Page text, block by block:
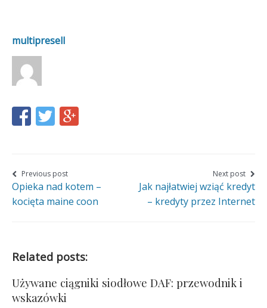
multipresell
Share
on
Facebook
Share
on
Twitter
Share
on
Google+
Nawigacja
wpisu
Previous post
Opieka nad kotem –
kocięta maine coon
Next post
Jak najłatwiej wziąć kredyt
– kredyty przez Internet
Related posts:
Używane ciągniki siodłowe DAF: przewodnik i
wskazówki